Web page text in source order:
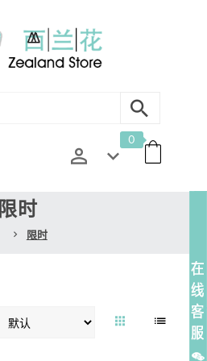
0
限时
限时